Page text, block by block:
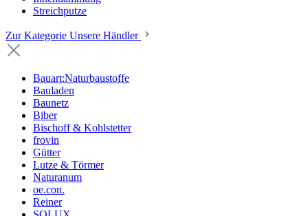
Streichputze
Zur Kategorie Unsere Händler
Bauart:Naturbaustoffe
Bauladen
Baunetz
Biber
Bischoff & Kohlstetter
frovin
Gütter
Lutze & Törmer
Naturanum
oe.con.
Reiner